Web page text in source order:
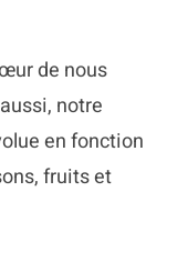
de nous
notre
en fonction
fruits et